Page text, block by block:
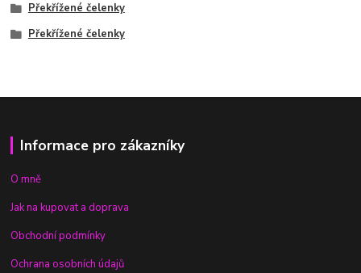
Překřížené čelenky
Překřížené čelenky
Informace pro zákazníky
O mně
Jak na kupovat a doprava
Obchodní podmínky
Ochrana osobních údajů